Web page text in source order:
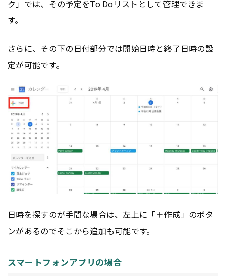
ク」では、その予定をTo Doリストとして管理できま
す。
さらに、その下の日付部分では開始日時と終了日時の設
定が可能です。
日時を探すのが手間な場合は、左上に「＋作成」のボタ
ンがあるのでそこから追加も可能です。
スマートフォンアプリの場合